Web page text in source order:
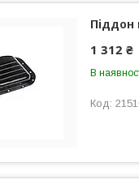
Піддон
1 312 ₴
В